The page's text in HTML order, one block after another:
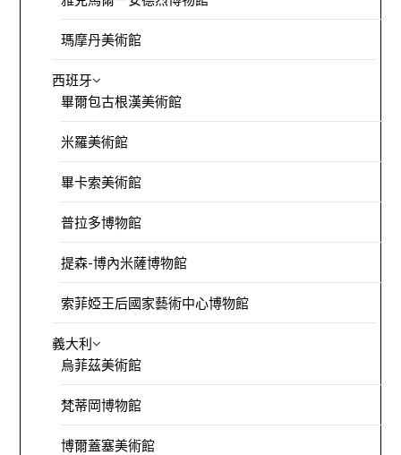
瑪摩丹美術館
西班牙
畢爾包古根漢美術館
米羅美術館
畢卡索美術館
普拉多博物館
提森-博內米薩博物館
索菲婭王后國家藝術中心博物館
義大利
烏菲茲美術館
梵蒂岡博物館
博爾蓋塞美術館